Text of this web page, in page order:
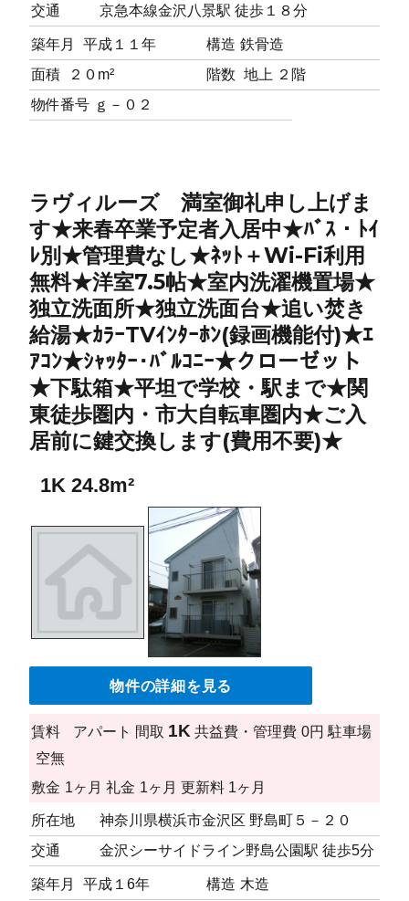
交通
京急本線金沢八景駅 徒歩１８分
築年月 平成１１年 構造 鉄骨造
面積
２０m² 階数 地上 ２階
物件番号 ｇ－０２
ラヴィルーズ 満室御礼申し上げま
す★来春卒業予定者入居中★ﾊﾞｽ・ﾄｲ
ﾚ別★管理費なし★ﾈｯﾄ＋Wi-Fi利用
無料★洋室7.5帖★室内洗濯機置場★
独立洗面所★独立洗面台★追い焚き
給湯★ｶﾗｰTVｲﾝﾀｰﾎﾝ(録画機能付)★ｴ
ｱｺﾝ★ｼｬｯﾀｰ･ﾊﾞﾙｺﾆｰ★クローゼット
★下駄箱★平坦で学校・駅まで★関
東徒歩圏内・市大自転車圏内★ご入
居前に鍵交換します(費用不要)★
1K 24.8m²
物件の詳細を見る
賃料 アパート 間取 1K 共益費・管理費 0円 駐車場
空無
敷金 1ヶ月 礼金 1ヶ月 更新料 1ヶ月
所在地
神奈川県横浜市金沢区 野島町５－２０
交通
金沢シーサイドライン野島公園駅 徒歩5分
築年月 平成１6年 構造 木造